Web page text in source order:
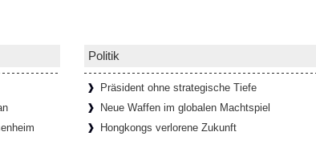
Die
hatte eine
Politik
Präsident ohne strategische Tiefe
Neue Waffen im globalen Machtspiel
Hongkongs verlorene Zukunft